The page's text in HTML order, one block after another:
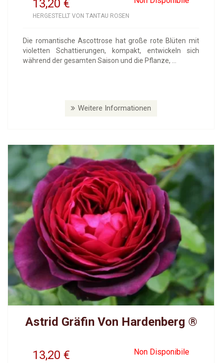
13,20 €
HERGESTELLT VON TANTAU ROSEN
Die romantische Ascottrose hat große rote Blüten mit
violetten Schattierungen, kompakt, entwickeln sich
während der gesamten Saison und die Pflanze, ...
Weitere Informationen
Astrid Gräfin Von Hardenberg ®
13,20 Non Disponibile
€